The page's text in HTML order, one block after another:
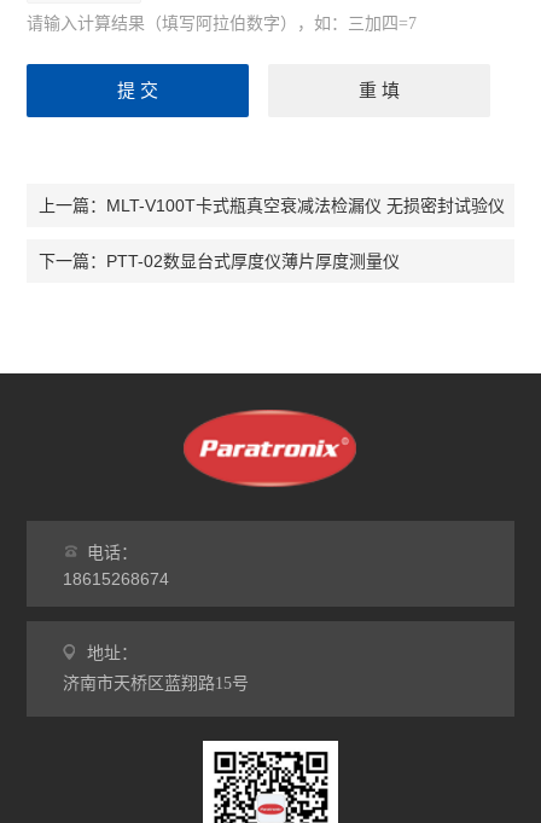
请输入计算结果（填写阿拉伯数字），如：三加四=7
上一篇： MLT-V100T卡式瓶真空衰减法检漏仪 无损密封试验仪
下一篇： PTT-02数显台式厚度仪薄片厚度测量仪
电话：
18615268674
地址：
济南市天桥区蓝翔路15号